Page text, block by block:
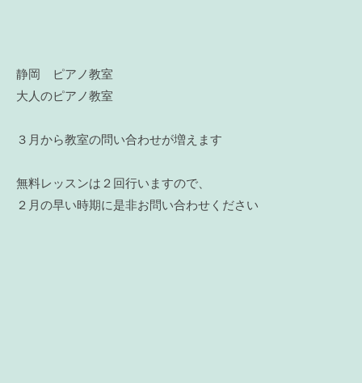
静岡 ピアノ教室
大人のピアノ教室
３月から教室の問い合わせが増えます
無料レッスンは２回行いますので、
２月の早い時期に是非お問い合わせください